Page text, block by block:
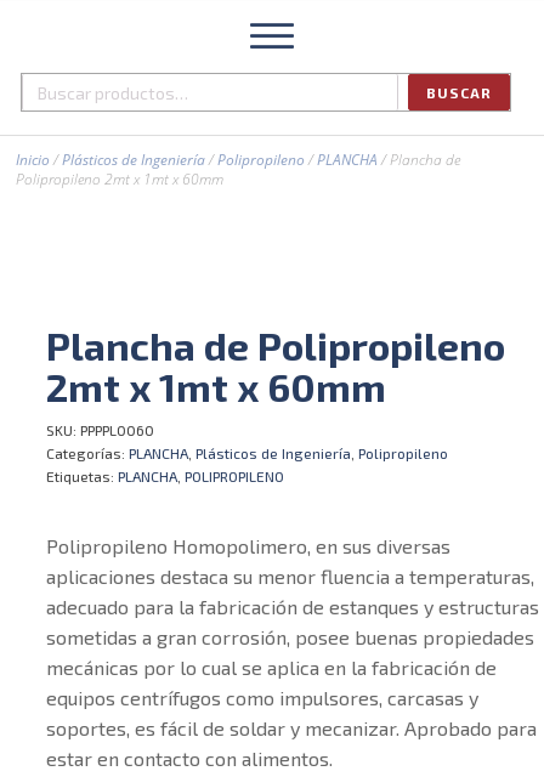
Buscar
BUSCAR
Inicio/Plásticos de Ingeniería/Polipropileno/PLANCHA/ Plancha de
Polipropileno 2mt x 1mt x 60mm
Plancha de Polipropileno
2mt x 1mt x 60mm
SKU: PPPPL0060
Categorías: PLANCHA Plásticos de Ingeniería Polipropileno
Etiquetas: PLANCHA POLIPROPILENO
Polipropileno Homopolimero, en sus diversas
aplicaciones destaca su menor fluencia a temperaturas,
adecuado para la fabricación de estanques y estructuras
sometidas a gran corrosión, posee buenas propiedades
mecánicas por lo cual se aplica en la fabricación de
equipos centrífugos como impulsores, carcasas y
soportes, es fácil de soldar y mecanizar. Aprobado para
estar en contacto con alimentos.